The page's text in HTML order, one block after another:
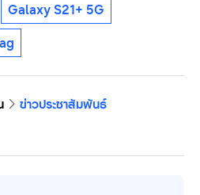
Galaxy S21+ 5G
ข่าวประชาสัมพันธ์